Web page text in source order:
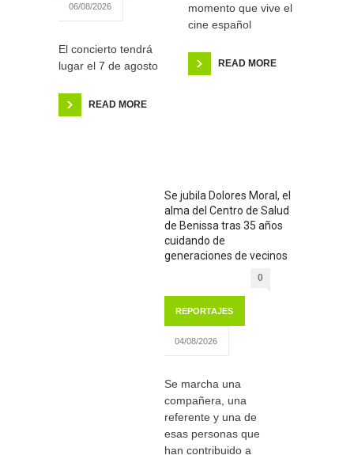
06/08/2026
El concierto tendrá
lugar el 7 de agosto
READ MORE
momento que vive el
cine español
READ MORE
Se jubila Dolores Moral, el
alma del Centro de Salud
de Benissa tras 35 años
cuidando de
generaciones de vecinos
0
REPORTAJES
04/08/2026
Se marcha una
compañera, una
referente y una de
esas personas que
han contribuido a